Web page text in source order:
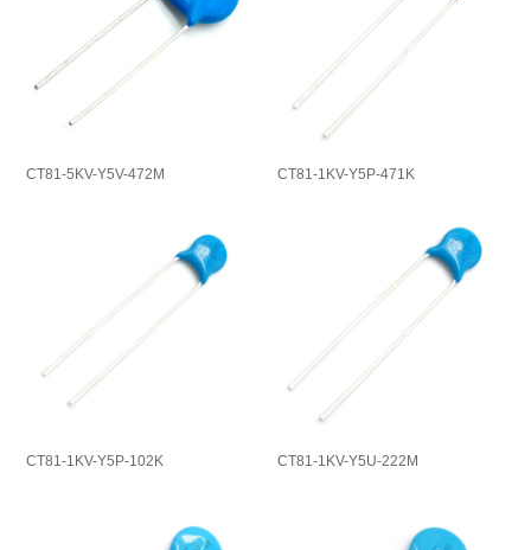
CT81-5KV-Y5V-472M CT81-1KV-Y5P-471K
CT81-1KV-Y5P-102K CT81-1KV-Y5U-222M